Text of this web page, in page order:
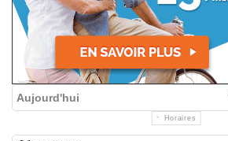
Aujourd'hui
Horaires